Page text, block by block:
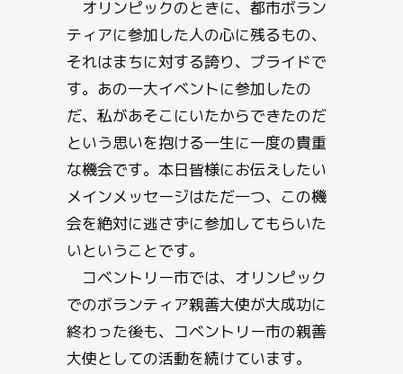
オリンピックのときに、都市ボラン
ティアに参加した人の心に残るもの、
それはまちに対する誇り、プライドで
す。あの一大イベントに参加したの
だ、私があそこにいたからできたのだ
という思いを抱ける一生に一度の貴重
な機会です。本日皆様にお伝えしたい
メインメッセージはただ一つ、この機
会を絶対に逃さずに参加してもらいた
いということです。
コベントリー市では、オリンピック
でのボランティア親善大使が大成功に
終わった後も、コベントリー市の親善
大使としての活動を続けています。